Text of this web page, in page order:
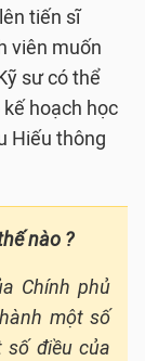
tiến sĩ
viên muốn
sư có thể
hoạch học
Hiếu thông
nào ?
Chính phủ
một số
số điều của